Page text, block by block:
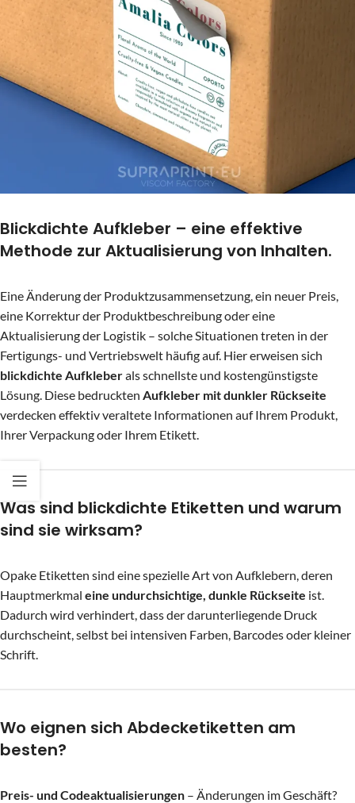
Blickdichte Aufkleber – eine effektive
Methode zur Aktualisierung von Inhalten.
Eine Änderung der Produktzusammensetzung, ein neuer Preis,
eine Korrektur der Produktbeschreibung oder eine
Aktualisierung der Logistik – solche Situationen treten in der
Fertigungs- und Vertriebswelt häufig auf. Hier erweisen sich
blickdichte Aufkleberals schnellste und kostengünstigste
Lösung. Diese bedruckten Aufkleber mit dunkler Rückseite
verdecken effektiv veraltete Informationen auf Ihrem Produkt,
Ihrer Verpackung oder Ihrem Etikett.
Was sind blickdichte Etiketten und warum
sind sie wirksam?
Opake Etiketten sind eine spezielle Art von Aufklebern, deren
Hauptmerkmal eine undurchsichtige, dunkle Rückseite ist.
Dadurch wird verhindert, dass der darunterliegende Druck
durchscheint, selbst bei intensiven Farben, Barcodes oder kleiner
Schrift.
Wo eignen sich Abdecketiketten am
besten?
Preis- und Codeaktualisierungen – Änderungen im Geschäft?